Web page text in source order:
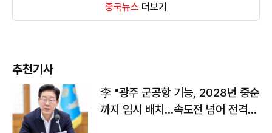
중국뉴스 더보기
추천기사
李 "광주 군공항 기능, 2028년 중순
까지 임시 배치…속도전 넘어 전격